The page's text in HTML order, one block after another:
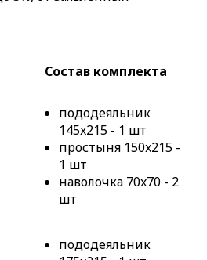
Состав комплекта
пододеяльник
145x215 - 1 шт
простыня 150x215 -
1 шт
наволочка 70x70 - 2
шт
пододеяльник